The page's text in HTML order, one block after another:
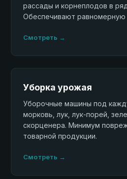
рассады и корнеплодов в
Обеспечивают равномерную
Смотреть →
Уборка урожая
Уборочные машины под
морковь, лук, лук-порей,
скорценера. Минимум
товарной продукции.
Смотреть →